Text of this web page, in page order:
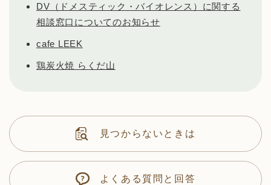
DV（ドメスティック・バイオレンス）に関する
相談窓口についてのお知らせ
cafe LEEK
鶏炭火焼 らくだ山
見つからないときは
よくある質問と回答